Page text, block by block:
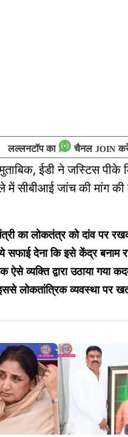
लल्लनटॉप का चैनल JOIN
ईडी ने जस्टिस पीके
में सीबीआई जांच की मांग की
का लोकतंत्र को दांव पर
देना कि इसे केंद्र बनाम
ऐसे व्यक्ति द्वारा उठाया गया
लोकतांत्रिक व्यवस्था पर